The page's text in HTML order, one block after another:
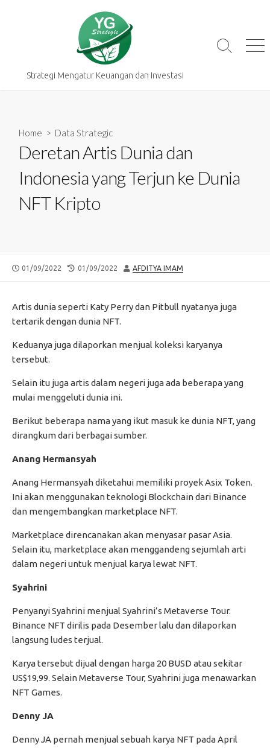
Strategi Mengatur Keuangan dan Investasi
Search
Home > Data Strategic
Deretan Artis Dunia dan
Indonesia yang Terjun ke Dunia
NFT Kripto
PUBLISHED
01/09/2022
LAST
01/09/2022 AUTHOR
AFDITYA IMAM
Artis dunia seperti Katy Perry dan Pitbull nyatanya juga
tertarik dengan dunia NFT.
Keduanya juga dilaporkan menjual koleksi karyanya
tersebut.
Selain itu juga artis dalam negeri juga ada beberapa yang
mulai menggeluti dunia ini.
Berikut beberapa nama yang ikut masuk ke dunia NFT, yang
dirangkum dari berbagai sumber.
Anang Hermansyah
Anang Hermansyah diketahui memiliki proyek Asix Token.
Ini akan menggunakan teknologi Blockchain dari Binance
dan mengembangkan marketplace NFT.
Marketplace direncanakan akan menyasar pasar Asia.
Selain itu, marketplace akan menggandeng sejumlah arti
dalam negeri untuk menjual karya lewat NFT.
Syahrini
Penyanyi Syahrini menjual Syahrini’s Metaverse Tour.
Binance NFT dirilis pada Desember lalu dan dilaporkan
langsung ludes terjual.
Karya tersebut dijual dengan harga 20 BUSD atau sekitar
US$19,99. Selain Metaverse Tour, Syahrini juga menawarkan
NFT Games.
Denny JA
Denny JA pernah menjual sebuah karya NFT pada April